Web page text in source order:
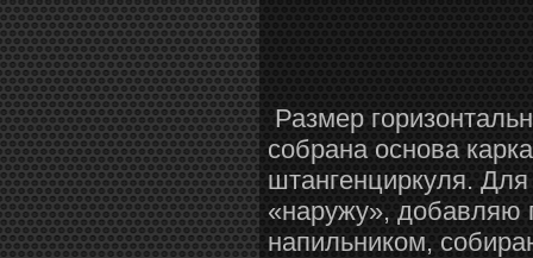
Размер
собрана основа
штангенциркуля.
«наружу», добавляю
напильником,